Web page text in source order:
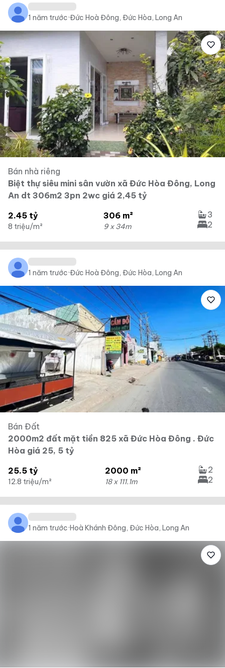
1 năm trước·Đức Hoà Đông, Đức Hòa, Long An
Bán nhà riêng
Biệt thự siêu mini sân vườn xã Đức Hòa Đông, Long
An dt 306m2 3pn 2wc giá 2,45 tỷ
2.45 tỷ
8 triệu/m²
306 m²
9 x 34m
3
2
1 năm trước·Đức Hoà Đông, Đức Hòa, Long An
Bán Đất
2000m2 đất mặt tiền 825 xã Đức Hòa Đông . Đức
Hòa giá 25, 5 tỷ
25.5 tỷ
12.8 triệu/m²
2000 m²
18 x 111.1m
2
2
1 năm trước·Hoà Khánh Đông, Đức Hòa, Long An